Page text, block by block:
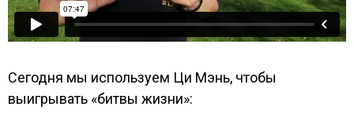
Сегодня мы используем Ци Мэнь, чтобы
выигрывать «битвы жизни»: